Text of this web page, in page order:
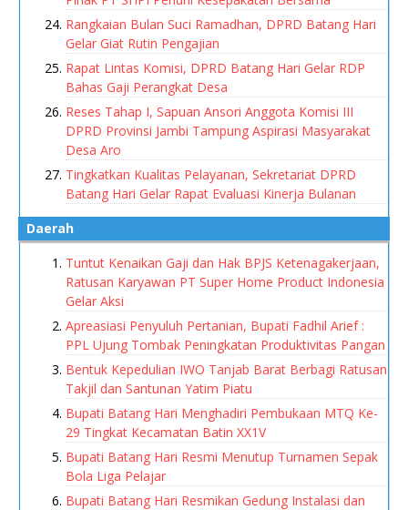
Rangkaian Bulan Suci Ramadhan, DPRD Batang Hari
Gelar Giat Rutin Pengajian
Rapat Lintas Komisi, DPRD Batang Hari Gelar RDP
Bahas Gaji Perangkat Desa
Reses Tahap I, Sapuan Ansori Anggota Komisi III
DPRD Provinsi Jambi Tampung Aspirasi Masyarakat
Desa Aro
Tingkatkan Kualitas Pelayanan, Sekretariat DPRD
Batang Hari Gelar Rapat Evaluasi Kinerja Bulanan
Daerah
Tuntut Kenaikan Gaji dan Hak BPJS Ketenagakerjaan,
Ratusan Karyawan PT Super Home Product Indonesia
Gelar Aksi
Apreasiasi Penyuluh Pertanian, Bupati Fadhil Arief :
PPL Ujung Tombak Peningkatan Produktivitas Pangan
Bentuk Kepedulian IWO Tanjab Barat Berbagi Ratusan
Takjil dan Santunan Yatim Piatu
Bupati Batang Hari Menghadiri Pembukaan MTQ Ke-
29 Tingkat Kecamatan Batin XX1V
Bupati Batang Hari Resmi Menutup Turnamen Sepak
Bola Liga Pelajar
Bupati Batang Hari Resmikan Gedung Instalasi dan